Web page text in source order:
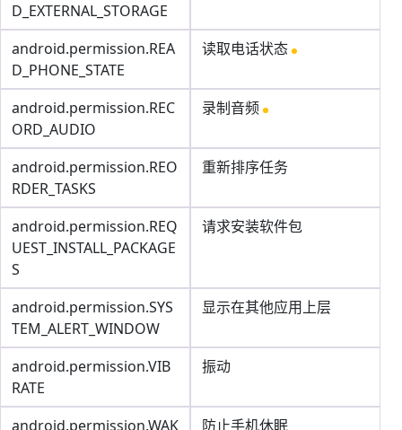
D_EXTERNAL_STORAGE
android.permission.REA
D_PHONE_STATE
读取电话状态
android.permission.REC
ORD_AUDIO
录制音频
android.permission.REO
RDER_TASKS
重新排序任务
android.permission.REQ
UEST_INSTALL_PACKAGE
S
请求安装软件包
android.permission.SYS
TEM_ALERT_WINDOW
显示在其他应用上层
android.permission.VIB
RATE
振动
android.permission.WAK
防止手机休眠